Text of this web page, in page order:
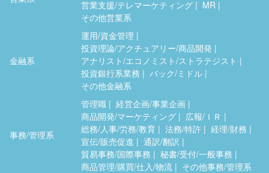
営業支援/テレマーケティング
MR
その他営業系
金融系
運用/資金管理
投資理論/アクチュアリー/商品開発
アナリスト/エコノミスト/ストラテジスト
投資銀行系業務
バック/ミドル
その他金融系
事務/管理系
管理職
経営企画/事業企画
商品開発/マーケティング
広報/ＩＲ
総務/人事/労務/教育
法務/特許
経理/財務
宣伝/販売促進
通訳/翻訳
貿易事務/国際事務
秘書/受付/一般事務
商品管理/購買/仕入/物流
その他事務/管理系